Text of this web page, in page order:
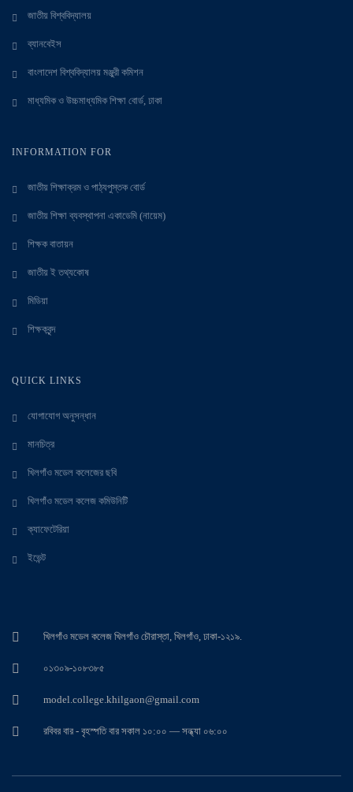
জাতীয় বিশ্ববিদ্যালয়
ব্যানবেইস
বাংলাদেশ বিশ্ববিদ্যালয় মঞ্জুরী কমিশন
মাধ্যমিক ও উচ্চমাধ্যমিক শিক্ষা বোর্ড, ঢাকা
INFORMATION FOR
জাতীয় শিক্ষাক্রম ও পাঠ্যপুস্তক বোর্ড
জাতীয় শিক্ষা ব্যবস্থাপনা একাডেমি (নায়েম)
শিক্ষক বাতায়ন
জাতীয় ই তথ্যকোষ
মিডিয়া
শিক্ষকবৃন্দ
QUICK LINKS
যোগাযোগ অনুসন্ধান
মানচিত্র
খিলগাঁও মডেল কলেজের ছবি
খিলগাঁও মডেল কলেজ কমিউনিটি
ক্যাফেটেরিয়া
ইভেন্ট
খিলগাঁও মডেল কলেজ খিলগাঁও চৌরাস্তা, খিলগাঁও, ঢাকা-১২১৯.
০১৩০৯-১০৮৩৮৫
model.college.khilgaon@gmail.com
রবিবর বার - বৃহস্পতি বার সকাল ১০:০০ — সন্ধ্যা ০৬:০০